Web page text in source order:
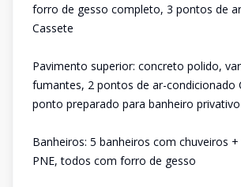
forro de gesso completo, 3 pontos de
Cassete
Pavimento superior: concreto polido,
fumantes, 2 pontos de ar-condicionado
ponto preparado para banheiro privativo
Banheiros: 5 banheiros com chuveiros
PNE, todos com forro de gesso